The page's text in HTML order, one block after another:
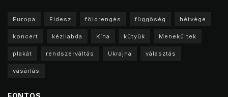
Europa Fidesz földrengés függőség hétvége
koncert kézilabda Kína kütyük Menekültek
plakát rendszerváltás Ukrajna választás
vásárlás